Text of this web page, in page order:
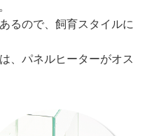
るので、飼育スタイルに
、パネルヒーターがオス